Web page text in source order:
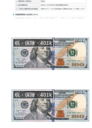
税・保険・401k
税・保険・401k